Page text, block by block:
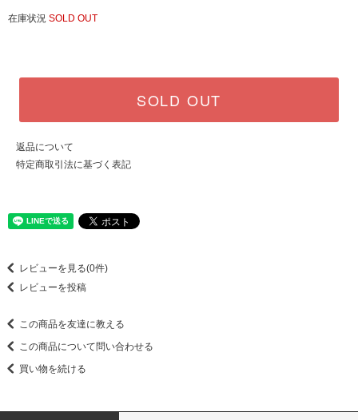
在庫状況 SOLD OUT
SOLD OUT
返品について
特定商取引法に基づく表記
レビューを見る(0件)
レビューを投稿
この商品を友達に教える
この商品について問い合わせる
買い物を続ける